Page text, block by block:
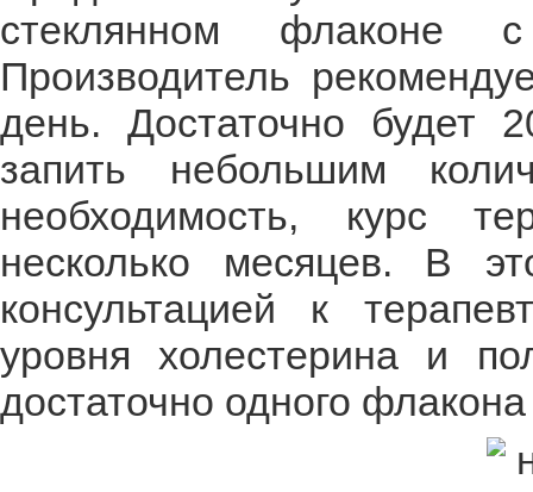
стеклянном флаконе с
Производитель
день. Достаточно будет
запить небольшим
необходимость, курс
несколько месяцев. В
консультацией к
уровня холестерина и
достаточно одного